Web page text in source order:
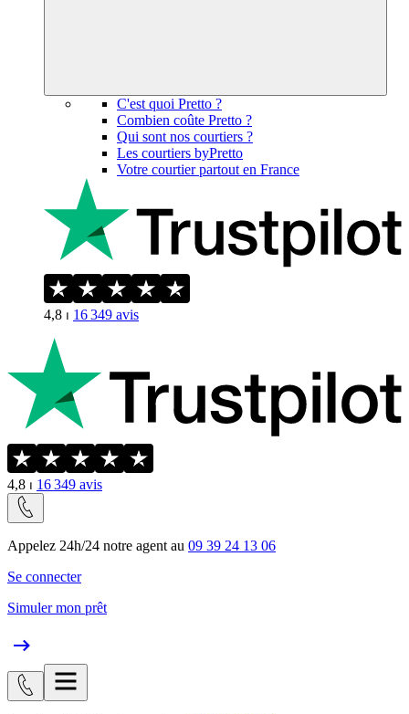
C'est quoi Pretto ?
Combien coûte Pretto ?
Qui sont nos courtiers ?
Les courtiers byPretto
Votre courtier partout en France
4,8 ⏐ 16 349 avis
4,8 ⏐ 16 349 avis
Appelez 24h/24 notre agent au 09 39 24 13 06
Se connecter
Simuler mon prêt